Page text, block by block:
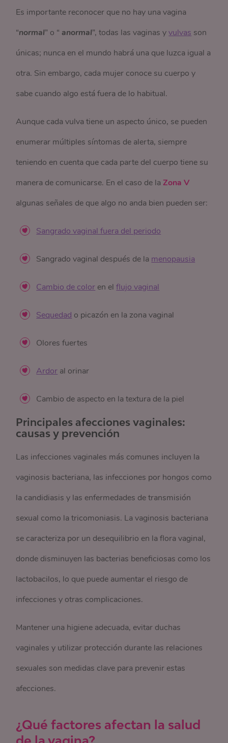
Es importante reconocer que no hay una vagina
“normal” o “anormal”, todas las vaginas yvulvas son
únicas; nunca en el mundo habrá una que luzca igual a
otra. Sin embargo, cada mujer conoce su cuerpo y
sabe cuando algo está fuera de lo habitual.
Aunque cada vulva tiene un aspecto único, se pueden
enumerar múltiples síntomas de alerta, siempre
teniendo en cuenta que cada parte del cuerpo tiene su
manera de comunicarse. En el caso de la Zona V
algunas señales de que algo no anda bien pueden ser:
Sangrado vaginal fuera del periodo
Sangrado vaginal después de la menopausia
Cambio de color en elflujo vaginal
Sequedad o picazón en la zona vaginal
Olores fuertes
Ardor al orinar
Cambio de aspecto en la textura de la piel
Principales afecciones vaginales:
causas y prevención
Las infecciones vaginales más comunes incluyen la
vaginosis bacteriana, las infecciones por hongos como
la candidiasis y las enfermedades de transmisión
sexual como la tricomoniasis. La vaginosis bacteriana
se caracteriza por un desequilibrio en la flora vaginal,
donde disminuyen las bacterias beneficiosas como los
lactobacilos, lo que puede aumentar el riesgo de
infecciones y otras complicaciones.
Mantener una higiene adecuada, evitar duchas
vaginales y utilizar protección durante las relaciones
sexuales son medidas clave para prevenir estas
afecciones.
¿Qué factores afectan la salud